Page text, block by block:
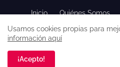
Derechos reservados, 2022 -
Una empresa de
Inicio Quiénes Somos
Derecho de Réplica
Usamos cookies propias para
información aquí
¡Acepto!